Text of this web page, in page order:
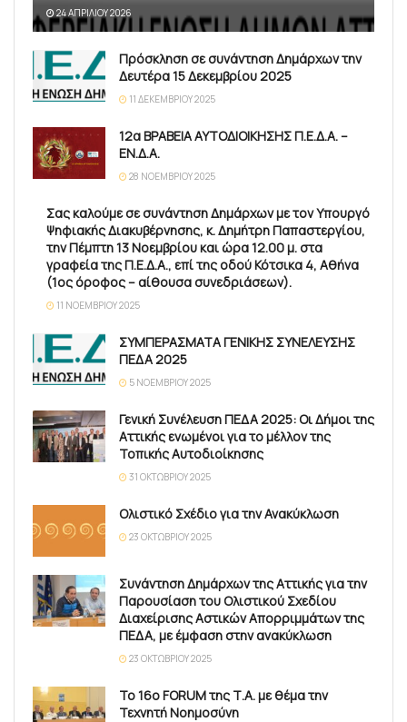
24 ΑΠΡΙΛΊΟΥ 2026
Πρόσκληση σε συνάντηση Δημάρχων την
Δευτέρα 15 Δεκεμβρίου 2025
11 ΔΕΚΕΜΒΡΊΟΥ 2025
12α ΒΡΑΒΕΙΑ ΑΥΤΟΔΙΟΙΚΗΣΗΣ Π.Ε.Δ.Α. –
ΕΝ.Δ.Α.
28 ΝΟΕΜΒΡΊΟΥ 2025
Σας καλούμε σε συνάντηση Δημάρχων με τον Υπουργό
Ψηφιακής Διακυβέρνησης, κ. Δημήτρη Παπαστεργίου,
την Πέμπτη 13 Νοεμβρίου και ώρα 12.00 μ. στα
γραφεία της Π.Ε.Δ.Α., επί της οδού Κότσικα 4, Αθήνα
(1ος όροφος – αίθουσα συνεδριάσεων).
11 ΝΟΕΜΒΡΊΟΥ 2025
ΣΥΜΠΕΡΑΣΜΑΤΑ ΓΕΝΙΚΗΣ ΣΥΝΕΛΕΥΣΗΣ
ΠΕΔΑ 2025
5 ΝΟΕΜΒΡΊΟΥ 2025
Γενική Συνέλευση ΠΕΔΑ 2025: Οι Δήμοι της
Αττικής ενωμένοι για το μέλλον της
Τοπικής Αυτοδιοίκησης
31 ΟΚΤΩΒΡΊΟΥ 2025
Ολιστικό Σχέδιο για την Ανακύκλωση
23 ΟΚΤΩΒΡΊΟΥ 2025
Συνάντηση Δημάρχων της Αττικής για την
Παρουσίαση του Ολιστικού Σχεδίου
Διαχείρισης Αστικών Απορριμμάτων της
ΠΕΔΑ, με έμφαση στην ανακύκλωση
23 ΟΚΤΩΒΡΊΟΥ 2025
Το 16ο FORUM της Τ.Α. με θέμα την
Τεχνητή Νοημοσύνη